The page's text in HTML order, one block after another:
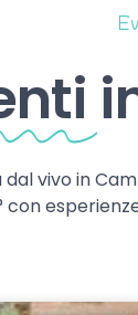
vivo in
con